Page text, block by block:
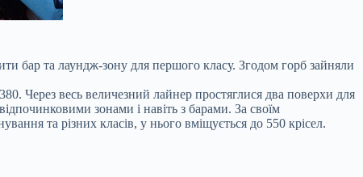
бар та лаундж-зону для першого класу. Згодом горб зайняли
Через весь величезний лайнер простяглися два поверхи для
зонами і навіть з барами. За своїм
та різних класів, у нього вміщується до 550 крісел.